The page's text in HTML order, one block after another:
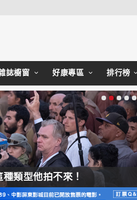
誌櫥窗 好康專區 排行榜
類型他拍不來！